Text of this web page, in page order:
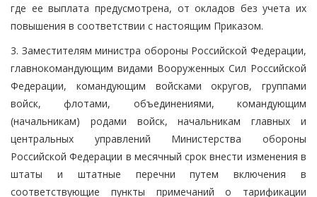
где ее выплата предусмотрена, от окладов без учета их
повышения в соответствии с настоящим Приказом.
3. Заместителям министра обороны Российской Федерации,
главнокомандующим видами Вооруженных Сил Российской
Федерации, командующим войсками округов, группами
войск, флотами, объединениями, командующим
(начальникам) родами войск, начальникам главных и
центральных управлений Министерства обороны
Российской Федерации в месячный срок внести изменения в
штаты и штатные перечни путем включения в
соответствующие пункты примечаний о тарификации